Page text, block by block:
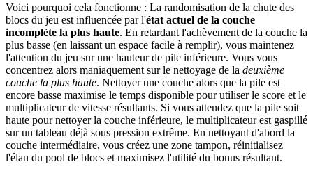
Voici pourquoi cela fonctionne : La randomisation de la chute des
blocs du jeu est influencée par l'état actuel de la couche
incomplète la plus haute. En retardant l'achèvement de la couche la
plus basse (en laissant un espace facile à remplir), vous maintenez
l'attention du jeu sur une hauteur de pile inférieure. Vous vous
concentrez alors maniaquement sur le nettoyage de la deuxième
couche la plus haute. Nettoyer une couche alors que la pile est
encore basse maximise le temps disponible pour utiliser le score et le
multiplicateur de vitesse résultants. Si vous attendez que la pile soit
haute pour nettoyer la couche inférieure, le multiplicateur est gaspillé
sur un tableau déjà sous pression extrême. En nettoyant d'abord la
couche intermédiaire, vous créez une zone tampon, réinitialisez
l'élan du pool de blocs et maximisez l'utilité du bonus résultant.